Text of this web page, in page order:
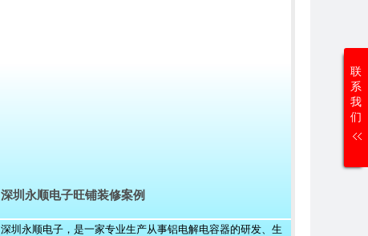
深圳永顺电子旺铺装修案例
深圳永顺电子，是一家专业生产从事铝电解电容器的研发、生
联
系
我
们